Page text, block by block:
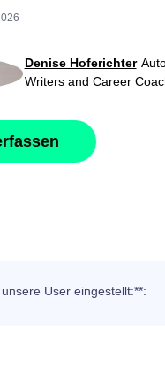
Denise Hoferichter
Writers and Career
User eingestellt:**: